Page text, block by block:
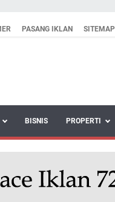
PASANG IKLAN SITEMAP
BISNIS PROPERTI